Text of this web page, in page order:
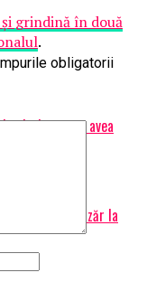
grindină în două
.
spital care nu avea
şi Augustin Lazăr la
obligatorii